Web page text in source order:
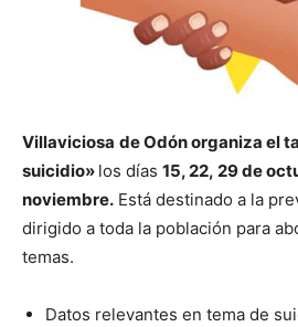
Villaviciosa de Odón organiza el
suicidio» los días 15, 22, 29 de
noviembre. Está destinado a la
dirigido a toda la población para
temas.
Datos relevantes en tema de